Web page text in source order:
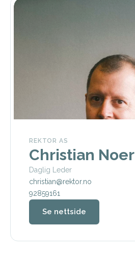
REKTOR AS
Christian Noer
Daglig Leder
christian@rektor.no
92859161
Se nettside